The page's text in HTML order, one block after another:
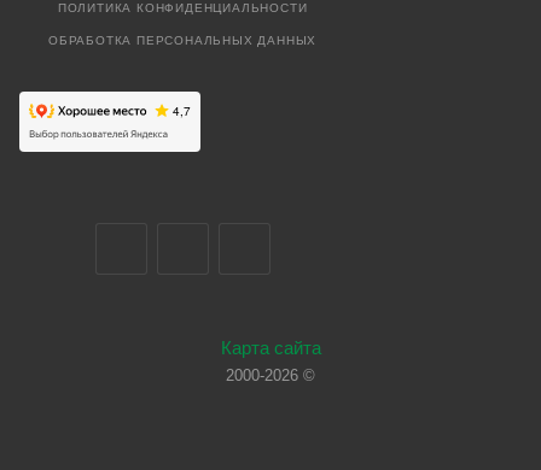
ПОЛИТИКА КОНФИДЕНЦИАЛЬНОСТИ
ОБРАБОТКА ПЕРСОНАЛЬНЫХ ДАННЫХ
Карта сайта
2000-2026 ©